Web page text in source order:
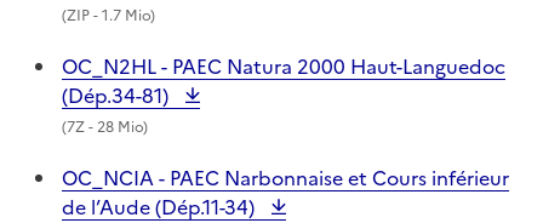
(ZIP- 1.7 Mio)
OC_N2HL - PAEC Natura 2000 Haut-Languedoc
(Dép.34-81)
(7Z- 28 Mio)
OC_NCIA - PAEC Narbonnaise et Cours inférieur
de l’Aude (Dép.11-34)